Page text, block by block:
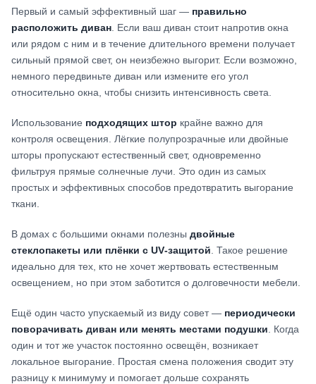
Первый и самый эффективный шаг — правильно
расположить диван . Если ваш диван стоит напротив окна
или рядом с ним и в течение длительного времени получает
сильный прямой свет, он неизбежно выгорит. Если возможно,
немного передвиньте диван или измените его угол
относительно окна, чтобы снизить интенсивность света.
Использование подходящих штор крайне важно для
контроля освещения. Лёгкие полупрозрачные или двойные
шторы пропускают естественный свет, одновременно
фильтруя прямые солнечные лучи. Это один из самых
простых и эффективных способов предотвратить выгорание
ткани.
В домах с большими окнами полезны двойные
стеклопакеты или плёнки с UV‑защитой . Такое решение
идеально для тех, кто не хочет жертвовать естественным
освещением, но при этом заботится о долговечности мебели.
Ещё один часто упускаемый из виду совет — периодически
поворачивать диван или менять местами подушки . Когда
один и тот же участок постоянно освещён, возникает
локальное выгорание. Простая смена положения сводит эту
разницу к минимуму и помогает дольше сохранять